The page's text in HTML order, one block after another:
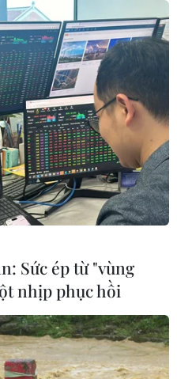
thư Trần
kết, hợp
Burundi
khiến ít
Sức ép từ "vùng
nhịp phục hồi